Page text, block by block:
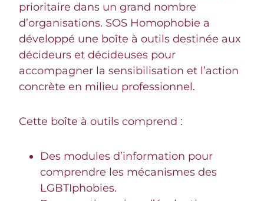
prioritaire dans un grand nombre
d’organisations. SOS Homophobie a
développé une boîte à outils destinée aux
décideurs et décideuses pour
accompagner la sensibilisation et l’action
concrète en milieu professionnel.
Cette boîte à outils comprend :
Des modules d’information pour
comprendre les mécanismes des
LGBTIphobies.